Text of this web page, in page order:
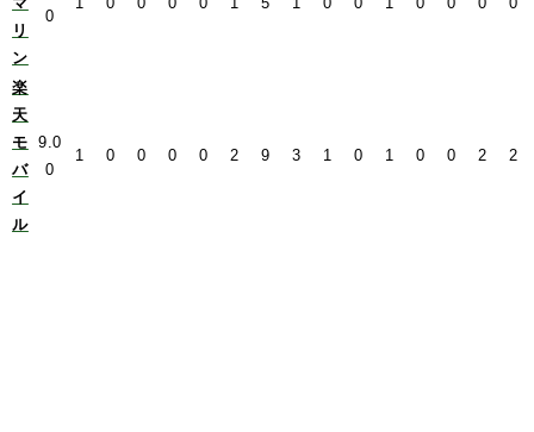
リ
ン
0
楽
天
モ
バ
イ
ル
9.0
0
1 0 0 0 0 2 9 3 1 0 1 0 0 2 2